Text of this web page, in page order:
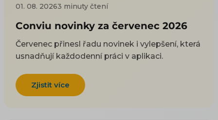
01. 08. 20263 minuty čtení
Conviu novinky za červenec 2026
Červenec přinesl řadu novinek i vylepšení, která
usnadňují každodenní práci v aplikaci.
Zjistit více